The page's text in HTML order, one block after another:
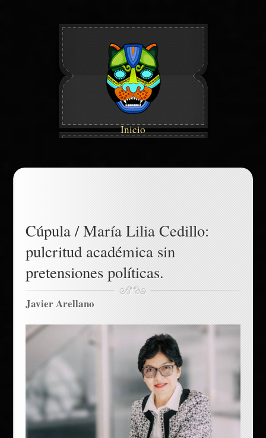
Inicio
Cúpula / María Lilia Cedillo:
pulcritud académica sin
pretensiones políticas.
Javier Arellano